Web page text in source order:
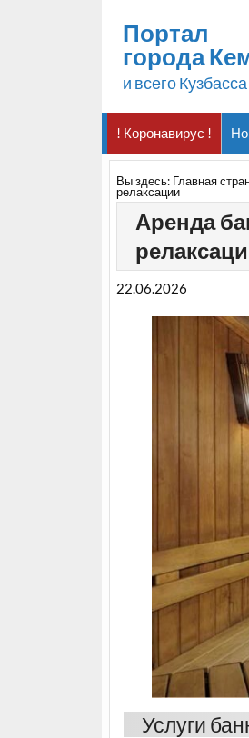
Портал
города
и всего Кузбасса
! Коронавирус !
Вы здесь: Главная
релаксации
Аренда
22.06.2026
Услуги